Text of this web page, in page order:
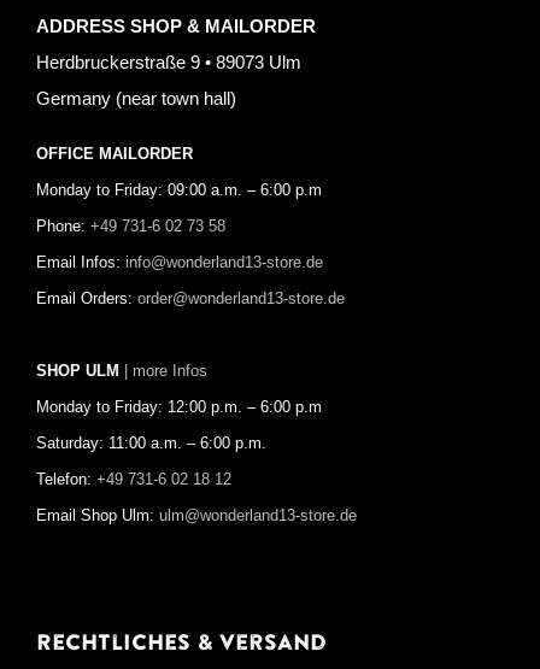
ADDRESS SHOP & MAILORDER
Herdbruckerstraße 9 • 89073 Ulm
Germany (near town hall)
OFFICE MAILORDER
Monday to Friday: 09:00 a.m. – 6:00 p.m
Phone: +49 731-6 02 73 58
Email Infos: info@wonderland13-store.de
Email Orders: order@wonderland13-store.de
SHOP ULM | more Infos
Monday to Friday: 12:00 p.m. – 6:00 p.m
Saturday: 11:00 a.m. – 6:00 p.m.
Telefon: +49 731-6 02 18 12
Email Shop Ulm: ulm@wonderland13-store.de
Rechtliches & Versand